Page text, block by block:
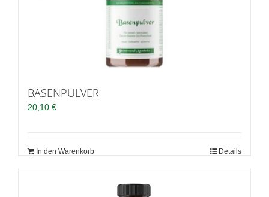
BASENPULVER
20,10 €
In den Warenkorb Details